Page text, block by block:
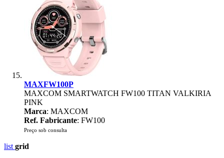
MAXFW100P
MAXCOM SMARTWATCH FW100 TITAN VALKIRIA
PINK
Marca: MAXCOM
Ref. Fabricante: FW100
Preço sob consulta
list grid